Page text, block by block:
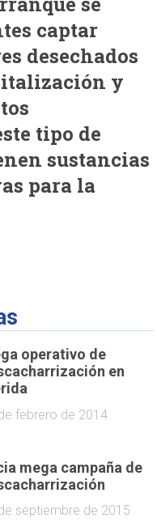
captar
desechados
y
tipo de
sustancias
para la
operativo de
en
febrero de 2014
mega campaña de
septiembre de 2015